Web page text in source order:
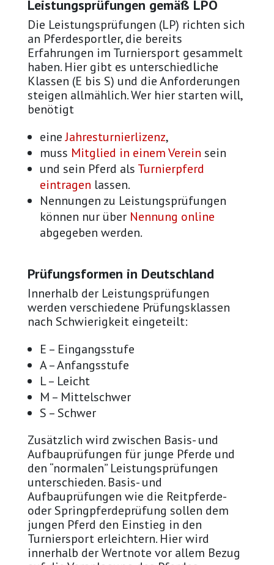
Leistungsprüfungen gemäß LPO
Die Leistungsprüfungen (LP) richten sich
an Pferdesportler, die bereits
Erfahrungen im Turniersport gesammelt
haben. Hier gibt es unterschiedliche
Klassen (E bis S) und die Anforderungen
steigen allmählich. Wer hier starten will,
benötigt
eineJahresturnierlizenz,
muss Mitglied in einem Verein sein
und sein Pferd als Turnierpferd
eintragen lassen.
Nennungen zu Leistungsprüfungen
können nur über Nennung online
abgegeben werden.
Prüfungsformen in Deutschland
Innerhalb der Leistungsprüfungen
werden verschiedene Prüfungsklassen
nach Schwierigkeit eingeteilt:
E – Eingangsstufe
A – Anfangsstufe
L – Leicht
M – Mittelschwer
S – Schwer
Zusätzlich wird zwischen Basis- und
Aufbauprüfungen für junge Pferde und
den “normalen” Leistungsprüfungen
unterschieden. Basis- und
Aufbauprüfungen wie die Reitpferde-
oder Springpferdeprüfung sollen dem
jungen Pferd den Einstieg in den
Turniersport erleichtern. Hier wird
innerhalb der Wertnote vor allem Bezug